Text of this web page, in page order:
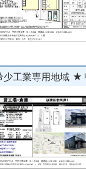
工業専用地域 ★